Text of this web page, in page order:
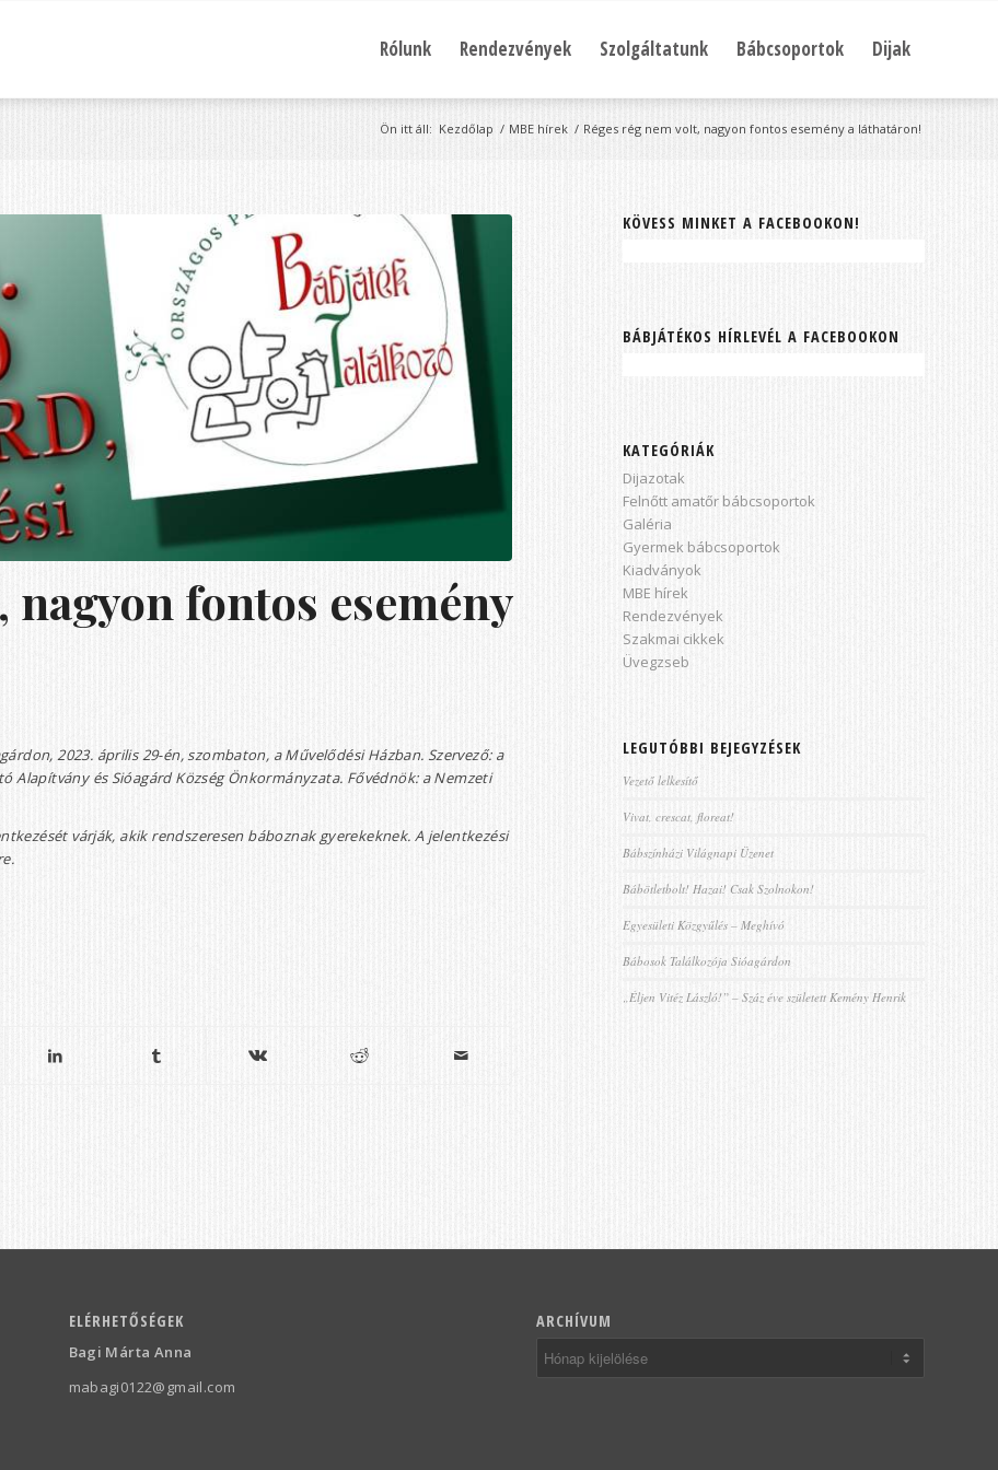
Rólunk Rendezvények Szolgáltatunk Bábcsoportok Dijak
Ön itt áll: Kezdőlap / MBE hírek / Réges rég nem volt, nagyon fontos esemény a láthatáron!
nagyon fontos esemény
2023. április 29-én, szombaton, a Művelődési Házban. Szervező: a
Alapítvány és Sióagárd Község Önkormányzata. Fővédnök: a Nemzeti
várják, akik rendszeresen báboznak gyerekeknek. A jelentkezési
KÖVESS MINKET A FACEBOOKON!
BÁBJÁTÉKOS HÍRLEVÉL A FACEBOOKON
KATEGÓRIÁK
Dijazotak
Felnőtt amatőr bábcsoportok
Galéria
Gyermek bábcsoportok
Kiadványok
MBE hírek
Rendezvények
Szakmai cikkek
Üvegzseb
LEGUTÓBBI BEJEGYZÉSEK
Vezető lelkesítő
Vivat, crescat, floreat!
Bábszínházi Világnapi Üzenet
Bábötletbolt! Hazai! Csak Szolnokon!
Egyesületi Közgyűlés – Meghívó
Bábosok Találkozója Sióagárdon
„Éljen Vitéz László!” – Száz éve született Kemény Henrik
ELÉRHETŐSÉGEK
Bagi Márta Anna
mabagi0122@gmail.com
ARCHÍVUM